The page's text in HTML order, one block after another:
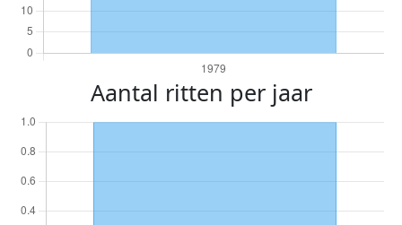
Aantal ritten per jaar